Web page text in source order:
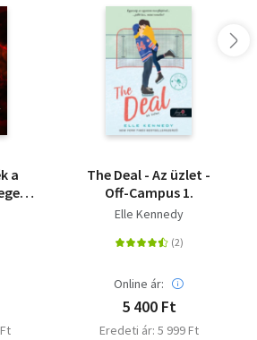
tartalmas könyveket?
tetszeni fog!
ajánljuk!
a
The Deal - Az üzlet -
Off-Campus 1.
Elle Kennedy
Online ár:
5 400 Ft
Eredeti ár: 5 999 Ft